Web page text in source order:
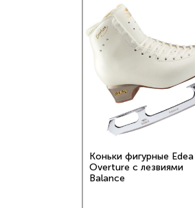
Коньки фигурные Edea
Overture с лезвиями
Balance